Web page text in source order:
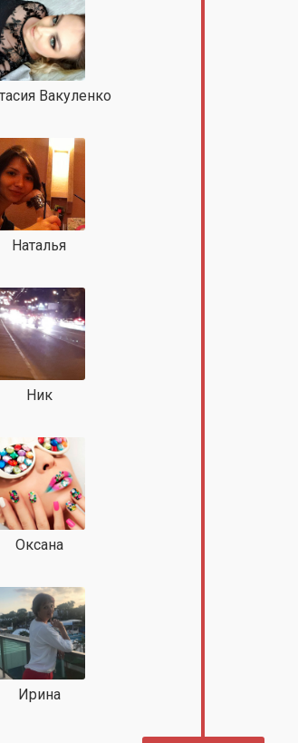
Вакуленко
Наталья
Ник
Оксана
Ирина